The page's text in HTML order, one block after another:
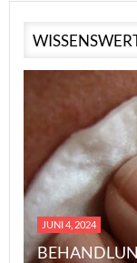
JUNI 4, 2024